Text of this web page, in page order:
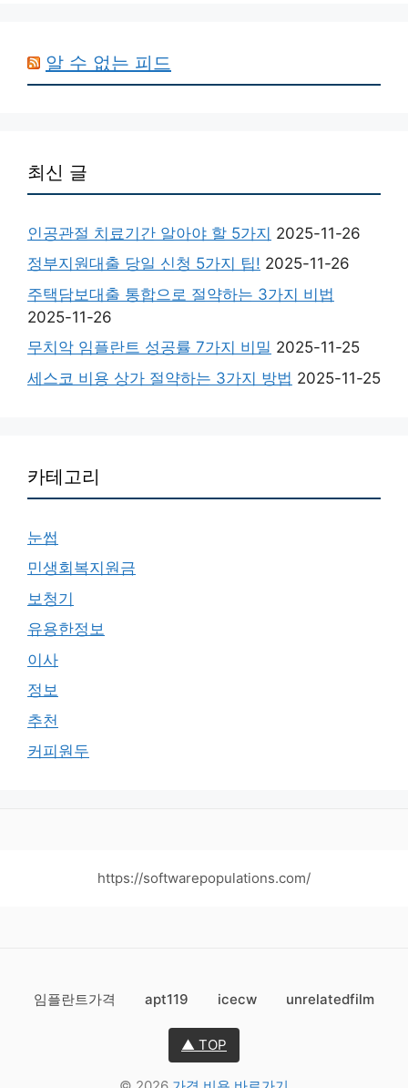
알 수 없는 피드
최신 글
인공관절 치료기간 알아야 할 5가지 2025-11-26
정부지원대출 당일 신청 5가지 팁! 2025-11-26
주택담보대출 통합으로 절약하는 3가지 비법
2025-11-26
무치악 임플란트 성공률 7가지 비밀 2025-11-25
세스코 비용 상가 절약하는 3가지 방법 2025-11-25
카테고리
눈썹
민생회복지원금
보청기
유용한정보
이사
정보
추천
커피원두
https://softwarepopulations.com/
임플란트가격 apt119 icecw unrelatedfilm
▲ TOP